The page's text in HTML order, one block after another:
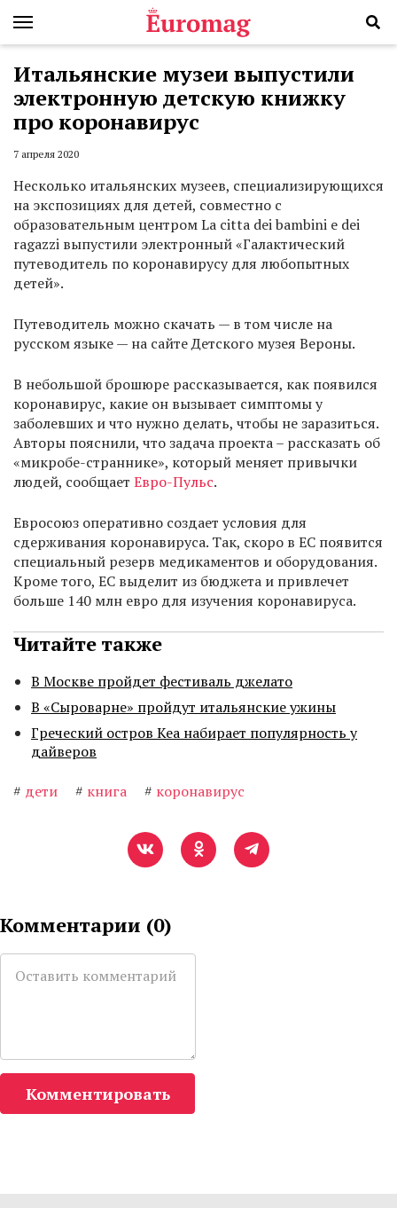
Итальянские музеи выпустили
электронную детскую книжку
про коронавирус
7 апреля 2020
Несколько итальянских музеев, специализирующихся
на экспозициях для детей, совместно с
образовательным центром La citta dei bambini e dei
ragazzi выпустили электронный «Галактический
путеводитель по коронавирусу для любопытных
детей».
Путеводитель можно скачать — в том числе на
русском языке — на сайте Детского музея Вероны.
В небольшой брошюре рассказывается, как появился
коронавирус, какие он вызывает симптомы у
заболевших и что нужно делать, чтобы не заразиться.
Авторы пояснили, что задача проекта – рассказать об
«микробе-страннике», который меняет привычки
людей, сообщает Евро-Пульс.
Евросоюз оперативно создает условия для
сдерживания коронавируса. Так, скоро в ЕС появится
специальный резерв медикаментов и оборудования.
Кроме того, ЕС выделит из бюджета и привлечет
больше 140 млн евро для изучения коронавируса.
Читайте также
В Москве пройдет фестиваль джелато
В «Сыроварне» пройдут итальянские ужины
Греческий остров Кеа набирает популярность у
дайверов
# дети # книга # коронавирус
Комментарии (0)
Комментировать